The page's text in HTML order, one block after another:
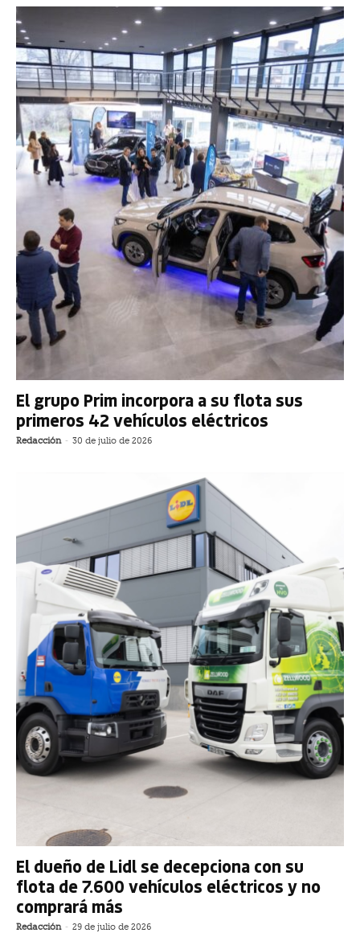
El grupo Prim incorpora a su flota sus
primeros 42 vehículos eléctricos
Redacción - 30 de julio de 2026
El dueño de Lidl se decepciona con su
flota de 7.600 vehículos eléctricos y no
comprará más
Redacción - 29 de julio de 2026